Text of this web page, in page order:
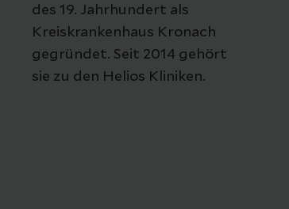
des 19. Jahrhundert als
Kreiskrankenhaus Kronach
gegründet. Seit 2014 gehört
sie zu den Helios Kliniken.